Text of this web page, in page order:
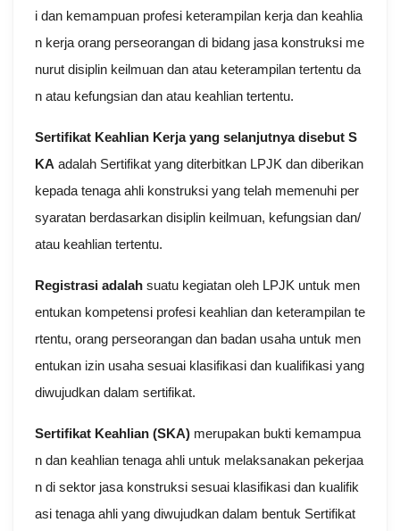
i dan kemampuan profesi keterampilan kerja dan keahlia
n kerja orang perseorangan di bidang jasa konstruksi me
nurut disiplin keilmuan dan atau keterampilan tertentu da
n atau kefungsian dan atau keahlian tertentu.
Sertifikat Keahlian Kerja yang selanjutnya disebut S
KA adalah Sertifikat yang diterbitkan LPJK dan diberikan
kepada tenaga ahli konstruksi yang telah memenuhi per
syaratan berdasarkan disiplin keilmuan, kefungsian dan/
atau keahlian tertentu.
Registrasi adalah suatu kegiatan oleh LPJK untuk men
entukan kompetensi profesi keahlian dan keterampilan te
rtentu, orang perseorangan dan badan usaha untuk men
entukan izin usaha sesuai klasifikasi dan kualifikasi yang
diwujudkan dalam sertifikat.
Sertifikat Keahlian (SKA) merupakan bukti kemampua
n dan keahlian tenaga ahli untuk melaksanakan pekerjaa
n di sektor jasa konstruksi sesuai klasifikasi dan kualifik
asi tenaga ahli yang diwujudkan dalam bentuk Sertifikat